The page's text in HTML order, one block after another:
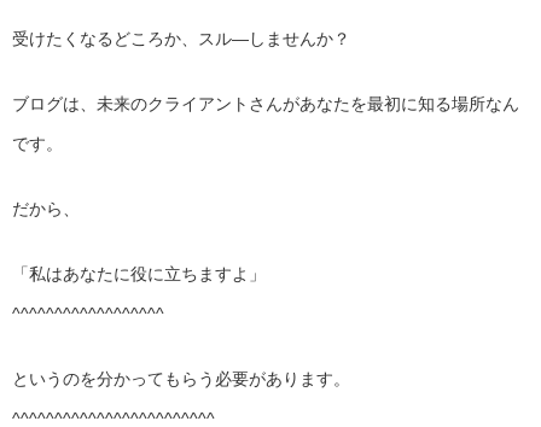
受けたくなるどころか、スル―しませんか？
ブログは、未来のクライアントさんがあなたを最初に知る場所なん
です。
だから、
「私はあなたに役に立ちますよ」
^^^^^^^^^^^^^^^^^^
というのを分かってもらう必要があります。
^^^^^^^^^^^^^^^^^^^^^^^^